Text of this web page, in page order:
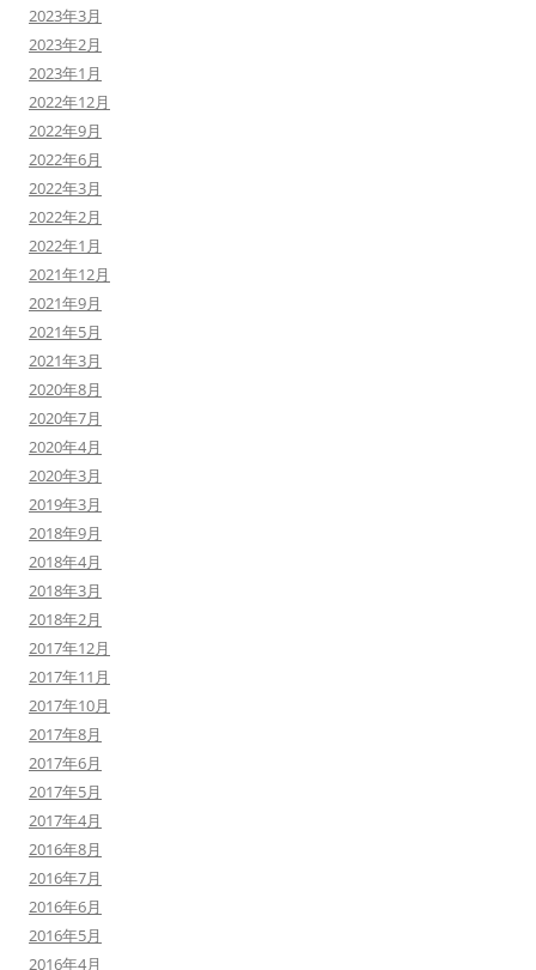
2023年3月
2023年2月
2023年1月
2022年12月
2022年9月
2022年6月
2022年3月
2022年2月
2022年1月
2021年12月
2021年9月
2021年5月
2021年3月
2020年8月
2020年7月
2020年4月
2020年3月
2019年3月
2018年9月
2018年4月
2018年3月
2018年2月
2017年12月
2017年11月
2017年10月
2017年8月
2017年6月
2017年5月
2017年4月
2016年8月
2016年7月
2016年6月
2016年5月
2016年4月